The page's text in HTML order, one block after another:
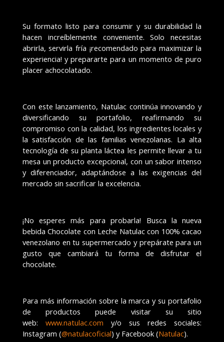
Su formato listo para consumir y su durabilidad la
hacen increíblemente conveniente. Solo necesitas
abrirla, servirla fría ¡recomendado para maximizar la
experiencia! y prepararte para un momento de puro
placer achocolatado.
Con este lanzamiento, Natulac continúa innovando y
diversificando su portafolio, reafirmando su
compromiso con la calidad, los ingredientes locales y
la satisfacción de las familias venezolanas. La alta
tecnología de su planta láctea les permite llevar a tu
mesa un producto excepcional, con un sabor intenso
y diferenciador, adaptándose a las exigencias del
mercado sin sacrificar la excelencia.
¡No esperes más para probarla! Busca la nueva
bebida Chocolate con Leche Natulac con 100% cacao
venezolano en tu supermercado y prepárate para un
gusto que cambiará tu forma de disfrutar el
chocolate.
Para más información sobre la marca y su portafolio
de productos puede visitar su sitio
web: www.natulac.com y/o sus redes sociales:
Instagram (@natulacoficial) y Facebook (Natulac).